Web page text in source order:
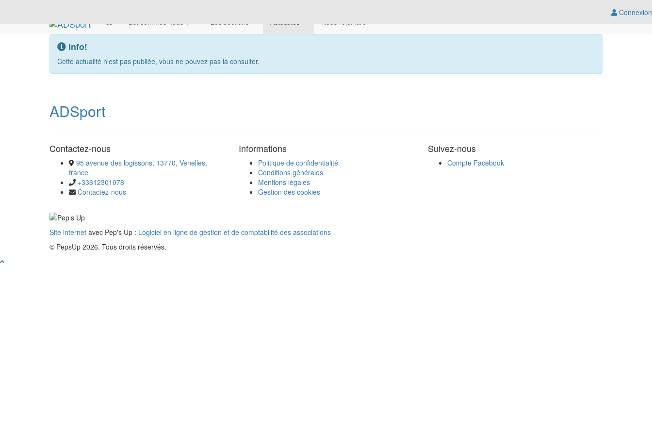
Connexion
Qui sommes nous ?
Les sections Actualités Nous rejoindre
Info!
Cette actualité n'est pas publiée, vous ne pouvez pas la consulter.
ADSport
Contactez-nous
95 avenue des logissons, 13770, Venelles,
france
+33612301078
Contactez-nous
Informations
Politique de confidentialité
Conditions générales
Mentions légales
Gestion des cookies
Suivez-nous
Compte Facebook
Site internet avec Pep's Up : Logiciel en ligne de gestion et de comptabilité des associations
© PepsUp 2026. Tous droits réservés.